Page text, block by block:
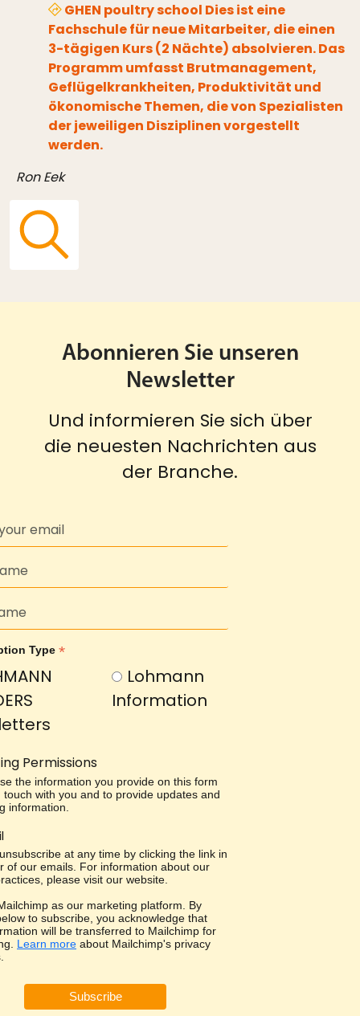
GHEN poultry school Dies ist eine
Fachschule für neue Mitarbeiter, die einen
3-tägigen Kurs (2 Nächte) absolvieren. Das
Programm umfasst Brutmanagement,
Geflügelkrankheiten, Produktivität und
ökonomische Themen, die von Spezialisten
der jeweiligen Disziplinen vorgestellt
werden.
Ron Eek
Abonnieren Sie unseren
Newsletter
Und informieren Sie sich über
die neuesten Nachrichten aus
der Branche.
Type *
Lohmann
Information
Permissions
the information you provide on this form
touch with you and to provide updates and
information.
at any time by clicking the link in
of our emails. For information about our
please visit our website.
as our marketing platform. By
to subscribe, you acknowledge that
will be transferred to Mailchimp for
Learn more about Mailchimp's privacy